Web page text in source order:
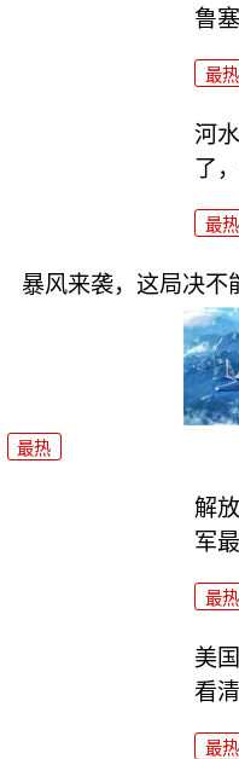
鲁
最热
河
了
最热
暴风来袭，这局决不
最热
解
军
最热
美
看
最热